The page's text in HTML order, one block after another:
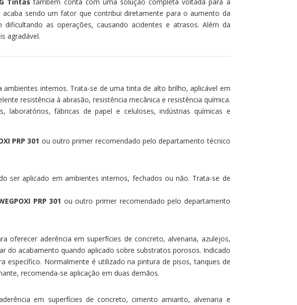
sendo um fator que contribui diretamente para o aumento da
as operações, causando acidentes e atrasos. Além da
agradável.
internos. Trata-se de uma tinta de alto brilho, aplicável em
resistência à abrasão, resistência mecânica e resistência química.
fábricas de papel e celuloses, indústrias químicas e
PRP 301 ou outro primer recomendado pelo departamento técnico
ser aplicado em ambientes internos, fechados ou não. Trata-se de
PRP 301 ou outro primer recomendado pelo departamento
oferecer aderência em superfícies de concreto, alvenaria, azulejos,
do acabamento quando aplicado sobre substratos porosos. Indicado
específico. Normalmente é utilizado na pintura de pisos, tanques de
recomenda-se aplicação em duas demãos.
em superfícies de concreto, cimento amianto, alvenaria e